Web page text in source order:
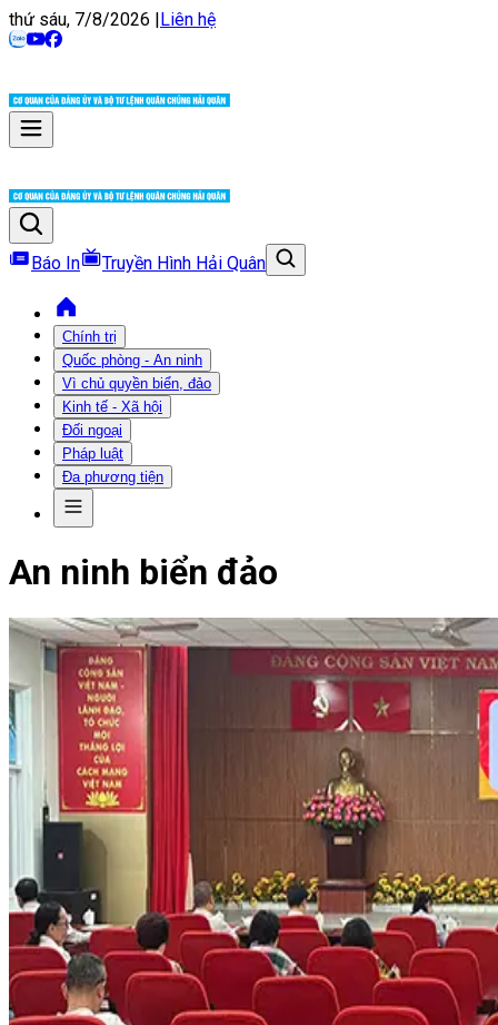
thứ sáu, 7/8/2026 |Liên hệ
Báo In Truyền Hình Hải Quân
Chính trị
Quốc phòng - An ninh
Vì chủ quyền biển, đảo
Kinh tế - Xã hội
Đối ngoại
Pháp luật
Đa phương tiện
An ninh biển đảo